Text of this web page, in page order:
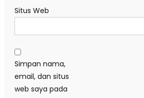
Situs Web
Simpan nama,
email, dan situs
web saya pada